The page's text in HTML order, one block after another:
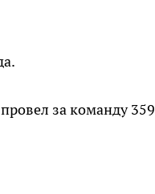
за команду 359